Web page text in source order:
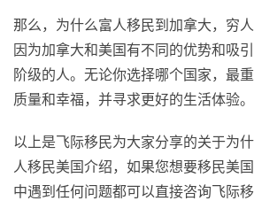
那么，为什么富人移民到加拿大，穷
因为加拿大和美国有不同的优势和吸
阶级的人。无论你选择哪个国家，最
质量和幸福，并寻求更好的生活体验。
以上是飞际移民为大家分享的关于为
人移民美国介绍，如果您想要移民美
中遇到任何问题都可以直接咨询飞际移